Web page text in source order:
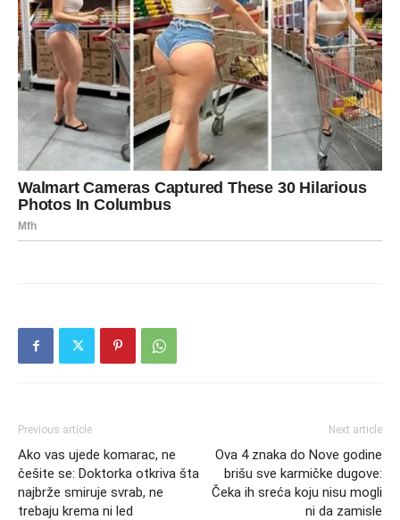
Previous article
Ako vas ujede komarac, ne
češite se: Doktorka otkriva šta
najbrže smiruje svrab, ne
trebaju krema ni led
Next article
Ova 4 znaka do Nove godine
brišu sve karmičke dugove:
Čeka ih sreća koju nisu mogli
ni da zamisle